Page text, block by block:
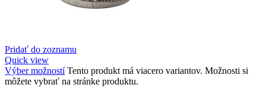
Pridať do zoznamu
Quick view
Výber možností Tento produkt má viacero variantov. Možnosti si
môžete vybrať na stránke produktu.